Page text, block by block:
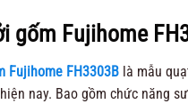
gốm Fujihome
Fujihome FH3303B là mẫu
nay. Bao gồm chức năng